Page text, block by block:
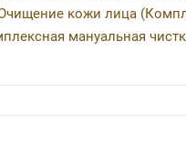
кожи лица
мануальная